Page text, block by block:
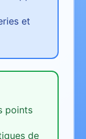
et
points
de